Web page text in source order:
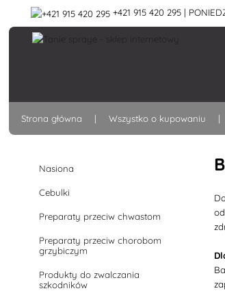
+421 915 420 295 |
Strona główna Wszystko o kupowaniu
Nasiona
Cebulki
Preparaty przeciw chwastom
Preparaty przeciw chorobom
grzybiczym
Produkty do zwalczania
szkodników